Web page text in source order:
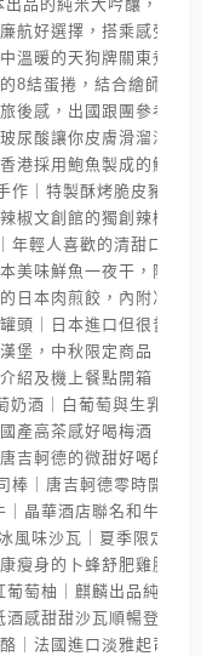
出品的純米大吟釀，濃厚
航好選擇，搭乘感受及
溫暖的天狗牌關東煮，
8結蛋捲，結合繪師們
後感，出國跟團參考心
尿酸讓你皮膚滑溜溜，
港採用鮑魚製成的鮮味
作｜特製酥烤脆皮豬，
椒文創館的獨創辣椒餅
年輕人喜歡的清甜口味
美味鮮魚一夜干，隨附
日本肉煎餃，內附冷凍
頭｜日本進口但很普通
堡，中秋限定商品
紹及機上餐點開箱
奶酒｜白葡萄與生乳結
產高茶感好喝梅酒
吉軻德的微甜好喝的果
棒｜唐吉軻德零時開箱
晶華酒店聯名和牛飯糰
風味沙瓦｜夏季限定必
瘦身的卜蜂舒肥雞胸
葡萄柚｜麒麟出品純粹
酒感甜甜沙瓦順暢登場｜
｜法國進口淡雅起司，